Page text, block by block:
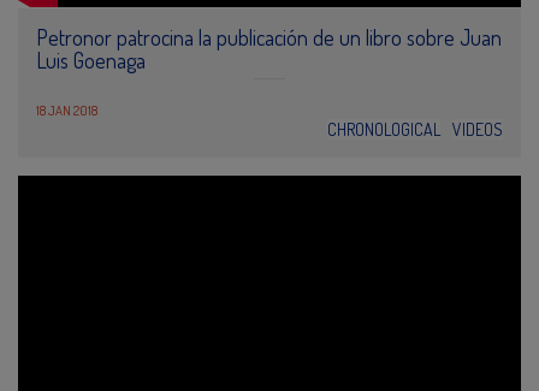
Petronor patrocina la publicación de un libro sobre Juan
Luis Goenaga
18 JAN 2018
CHRONOLOGICAL VIDEOS